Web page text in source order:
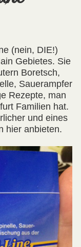
(nein, DIE!)
Gebietes. Sie
Boretsch,
Sauerampfer
Rezepte, man
Familien hat.
und eines
hier anbieten.